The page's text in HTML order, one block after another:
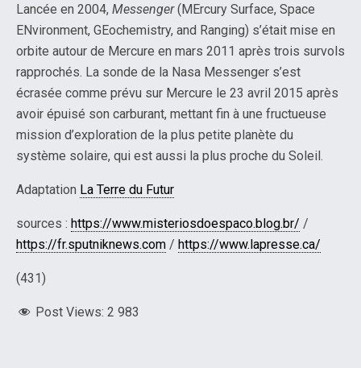
Lancée en 2004, Messenger(MErcury Surface, Space
ENvironment, GEochemistry, and Ranging) s’était mise en
orbite autour de Mercure en mars 2011 après trois survols
rapprochés. La sonde de la Nasa Messenger s’est
écrasée comme prévu sur Mercure le 23 avril 2015 après
avoir épuisé son carburant, mettant fin à une fructueuse
mission d’exploration de la plus petite planète du
système solaire, qui est aussi la plus proche du Soleil.
Adaptation La Terre du Futur
sources : https://www.misteriosdoespaco.blog.br/ /
https://fr.sputniknews.com / https://www.lapresse.ca/
(431)
Post Views: 2 983